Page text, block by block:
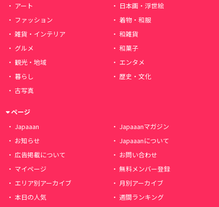
アート
日本画・浮世絵
ファッション
着物・和服
雑貨・インテリア
和雑貨
グルメ
和菓子
観光・地域
エンタメ
暮らし
歴史・文化
古写真
ページ
Japaaan
Japaaanマガジン
お知らせ
Japaaanについて
広告掲載について
お問い合わせ
マイページ
無料メンバー登録
エリア別アーカイブ
月別アーカイブ
本日の人気
週間ランキング